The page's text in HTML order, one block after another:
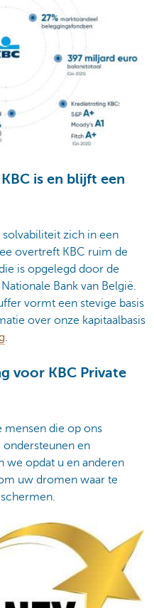
is en blijft een
solvabiliteit zich in een
overtreft KBC ruim de
is opgelegd door de
Bank van België.
vormt een stevige basis
over onze kapitaalbasis
voor KBC Private
mensen die op ons
ondersteunen en
we opdat u en anderen
uw dromen waar te